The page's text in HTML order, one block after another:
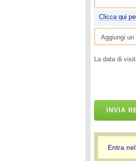
Clicca qui
La data di
INVIA
Entra